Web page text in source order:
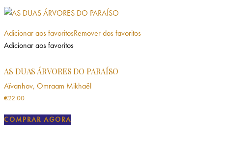
Adicionar aos favoritosRemover dos favoritos
Adicionar aos favoritos
AS DUAS ÁRVORES DO PARAÍSO
Aïvanhov, Omraam Mikhaël
€22.00
COMPRAR AGORA